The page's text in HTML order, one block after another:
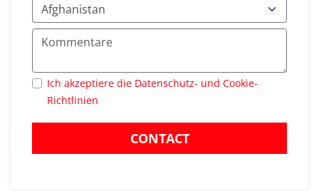
Ich akzeptiere die Datenschutz- und Cookie-
Richtlinien
CONTACT